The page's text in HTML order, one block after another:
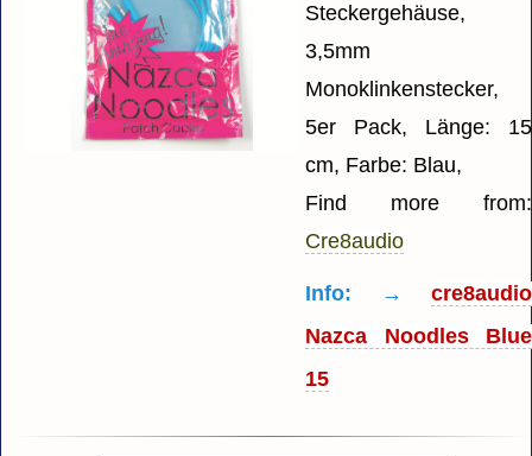
Steckergehäuse,
3,5mm
Monoklinkenstecker,
5er Pack, Länge: 15
cm, Farbe: Blau,
Find more from:
Cre8audio
Info: →cre8audio
Nazca Noodles Blue
15